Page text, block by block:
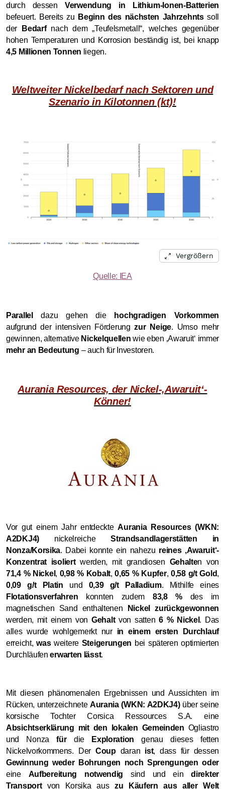
durch dessenVerwendung in Lithium-Ionen-Batterien
befeuert. Bereits zu Beginn des nächsten Jahrzehntssoll
der
Bedarfnach dem „Teufelsmetall“, welches gegenüber
hohen Temperaturen und Korrosion beständig ist, bei knapp
4,5 Millionen Tonnen liegen.
Weltweiter Nickelbedarf nach Sektoren und
Szenario in Kilotonnen (kt)!
Vergrößern
Quelle: IEA
Parallel dazu gehen die
hochgradigen Vorkommen
aufgrund der intensiven Förderungzur Neige. Umso mehr
gewinnen, alternative Nickelquellen wie eben ‚Awaruit‘ immer
mehr an Bedeutung – auch für Investoren.
Aurania Resources, der Nickel-‚Awaruit‘-
Könner!
Vor gut einem Jahr entdeckteAurania Resources (WKN:
A2DKJ4)nickelreicheStrandsandlagerstätten in
Nonza/Korsika. Dabei konnte ein nahezu reines ‚Awaruit‘-
Konzentrat isoliertwerden, mit grandiosen Gehalten von
71,4 % Nickel , 0,98 % Kobalt,0,65 % Kupfer,0,58 g/t Gold,
0,09 g/t Platin und 0,39 g/t Palladium. Mithilfe eines
Flotationsverfahren konnten zudem 83,8 % des im
magnetischen Sand enthaltenen
Nickel zurückgewonnen
werden, mit einem von Gehaltvon satten6 % Nickel . Das
alles wurde wohlgemerkt nur in einem ersten Durchlauf
erreicht,wasweitere Steigerungen bei späteren optimierten
Durchläufenerwarten lässt.
Mit diesen phänomenalen Ergebnissen und Aussichten im
Rücken, unterzeichnete Aurania (WKN: A2DKJ4)über seine
korsische Tochter Corsica Ressources S.A. eine
Absichtserklärung mit den lokalen Gemeinden Ogliastro
und Nonzafürdie Exploration genau dieses fetten
Nickelvorkommens. Der Coupdaran ist, dass für dessen
Gewinnung weder Bohrungen noch Sprengungen oder
eine Aufbereitung notwendig sind und eindirekter
Transportvon Korsika aus zu Käufern aus aller Welt